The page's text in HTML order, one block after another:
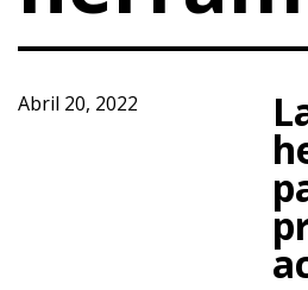
Abril 20, 2022